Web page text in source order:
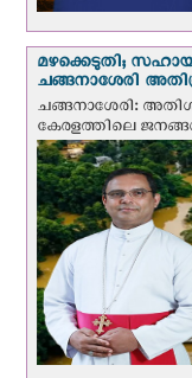
മഴക്കെടുതി;
ചങ്ങനാശേരി
ചങ്ങനാശേരി:
കേരളത്തിലെ